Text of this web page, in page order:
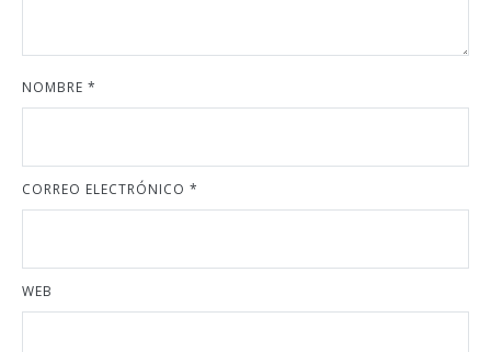
NOMBRE *
CORREO ELECTRÓNICO *
WEB